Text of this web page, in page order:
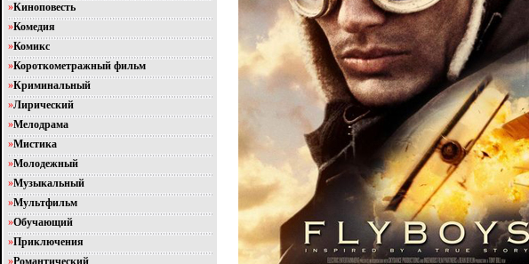
»Киноповесть
»Комедия
»Комикс
»Короткометражный фильм
»Криминальный
»Лирический
»Мелодрама
»Мистика
»Молодежный
»Музыкальный
»Мультфильм
»Обучающий
»Приключения
»Романтический